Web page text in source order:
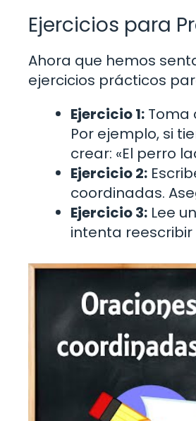
Ejercicios para
Ahora que hemos
ejercicios prácticos
Ejercicio 1: Toma
Por ejemplo, si
crear: «El perro
Ejercicio 2:
coordinadas.
Ejercicio 3: Lee
intenta